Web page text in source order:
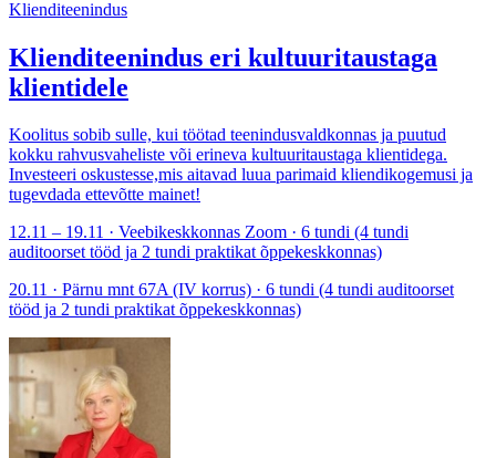
Klienditeenindus
Klienditeenindus eri kultuuritaustaga
klientidele
Koolitus sobib sulle, kui töötad teenindusvaldkonnas ja puutud
kokku rahvusvaheliste või erineva kultuuritaustaga klientidega.
Investeeri oskustesse,mis aitavad luua parimaid kliendikogemusi ja
tugevdada ettevõtte mainet!
12.11 – 19.11 · Veebikeskkonnas Zoom · 6 tundi (4 tundi
auditoorset tööd ja 2 tundi praktikat õppekeskkonnas)
20.11 · Pärnu mnt 67A (IV korrus) · 6 tundi (4 tundi auditoorset
tööd ja 2 tundi praktikat õppekeskkonnas)